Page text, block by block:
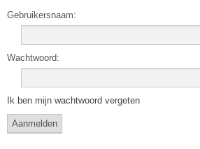
Gebruikersnaam:
Wachtwoord:
Ik ben mijn wachtwoord vergeten